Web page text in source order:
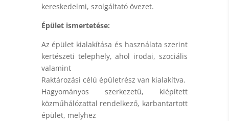
kereskedelmi, szolgáltató övezet.
Épület ismertetése:
Az épület kialakítása és használata szerint
kertészeti telephely, ahol irodai, szociális
valamint
Raktározási célú épületrész van kialakítva.
Hagyományos szerkezetű, kiépített
közműhálózattal rendelkező, karbantartott
épület, melyhez